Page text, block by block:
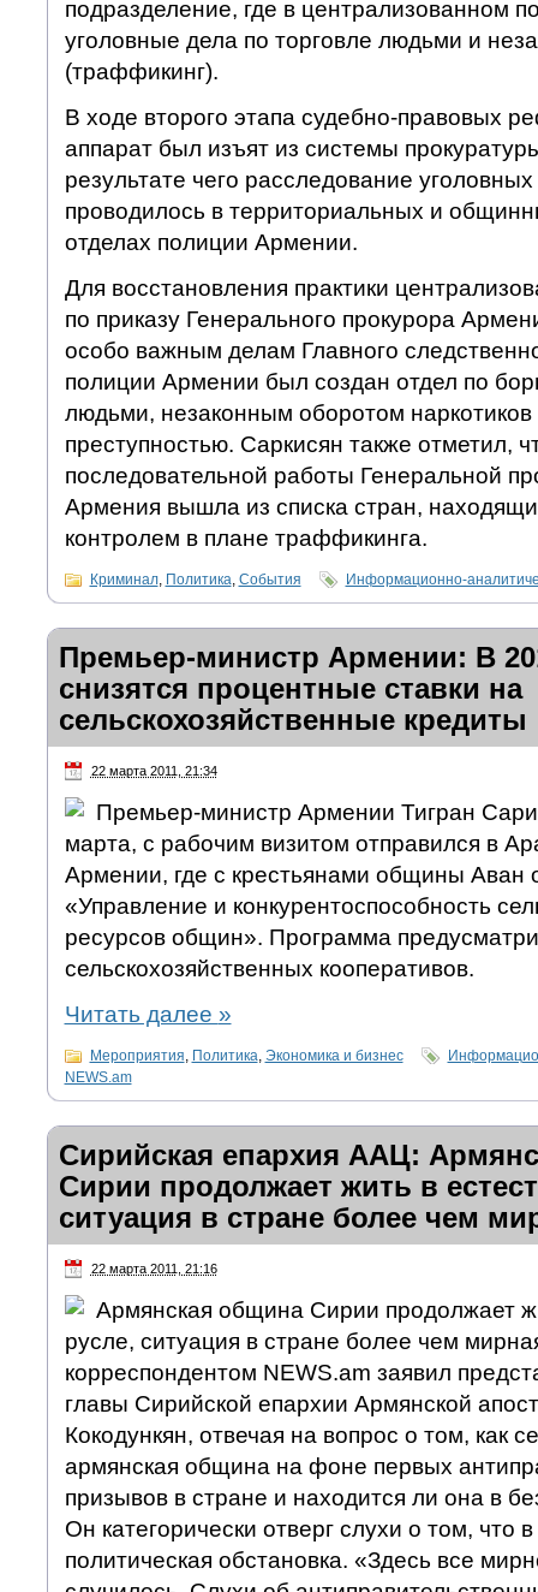
подразделение, где в централизованном
уголовные дела по торговле людьми и
(траффикинг).
В ходе второго этапа судебно-правовых
аппарат был изъят из системы
результате чего расследование
проводилось в территориальных и
отделах полиции Армении.
Для восстановления практики
по приказу Генерального прокурора
особо важным делам Главного
полиции Армении был создан отдел по
людьми, незаконным оборотом наркотиков
преступностью. Саркисян также отметил,
последовательной работы Генеральной
Армения вышла из списка стран,
контролем в плане траффикинга.
Криминал, Политика, События Информационно-
Премьер-министр Армении: В
снизятся процентные ставки на
сельскохозяйственные кредиты
22 марта 2011, 21:34
Премьер-министр Армении Тигран
марта, с рабочим визитом отправился в
Армении, где с крестьянами общины Аван
«Управление и конкурентоспособность
ресурсов общин». Программа
сельскохозяйственных кооперативов.
Читать далее »
Мероприятия, Политика, Экономика и бизнес
NEWS.am
Сирийская епархия ААЦ:
Сирии продолжает жить в
ситуация в стране более чем
22 марта 2011, 21:16
Армянская община Сирии продолжает
русле, ситуация в стране более чем
корреспондентом NEWS.am заявил
главы Сирийской епархии Армянской
Кокодункян, отвечая на вопрос о том, как
армянская община на фоне первых
призывов в стране и находится ли она в
Он категорически отверг слухи о том, что
политическая обстановка. «Здесь все